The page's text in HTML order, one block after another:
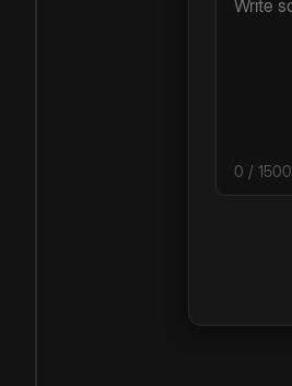
0 / 1500